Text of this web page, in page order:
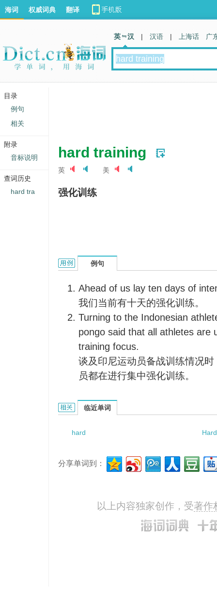
hard training
英 美
强化训练
hard training的用法和样例：
例句
Ahead of us lay ten days of
我们当前有十天的强化训练。
Turning to the Indonesian
pongo said that all athletes are
training focus.
谈及印尼运动员备战训练情况
员都在进行集中强化训练。
hard training的相关资料：
临近单词
hard
分享单词到：
以上内容独家创作，受著作
海词 权威词典 翻译
英 汉 | 汉语 | 上海话 广
目录
例句
相关
附录
音标说明
查词历史
hard tra